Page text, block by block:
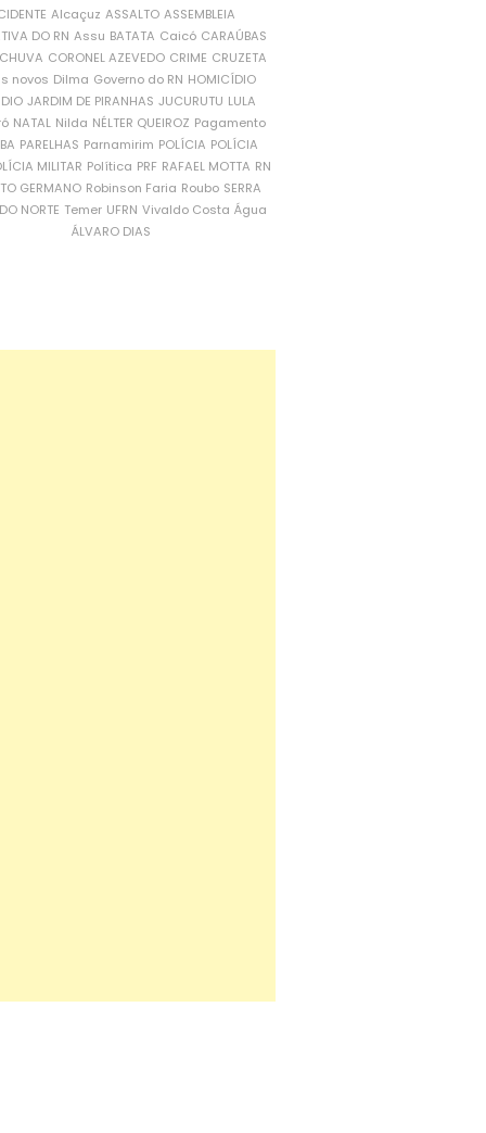
Alcaçuz ASSALTO ASSEMBLEIA
DO RN Assu BATATA Caicó CARAÚBAS
CORONEL AZEVEDO CRIME CRUZETA
novos Dilma Governo do RN HOMICÍDIO
JARDIM DE PIRANHAS JUCURUTU LULA
NATAL Nilda NÉLTER QUEIROZ Pagamento
PARELHAS Parnamirim POLÍCIA POLÍCIA
MILITAR Política PRF RAFAEL MOTTA RN
GERMANO Robinson Faria Roubo SERRA
NORTE Temer UFRN Vivaldo Costa Água
ÁLVARO DIAS